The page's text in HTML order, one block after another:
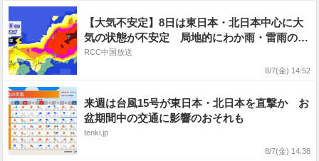
【大気不安定】8日は東日本・北日本中心に大
気の状態が不安定 局地的にわか雨・雷雨の可
能性 落雷や突風 急な強雨に注意
RCC中国放送
8/7(金) 14:52
来週は台風15号が東日本・北日本を直撃か お
盆期間中の交通に影響のおそれも
tenki.jp
8/7(金) 14:38